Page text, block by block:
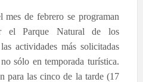
mes de febrero se programan
el Parque Natural de los
actividades más solicitadas
sólo en temporada turística.
para las cinco de la tarde (17